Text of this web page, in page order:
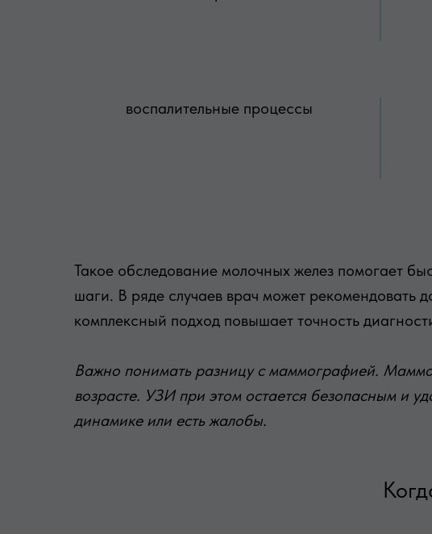
воспалительные процессы
Такое обследование молочных желез помогает
шаги. В ряде случаев врач может
комплексный подход повышает точность
Важно понимать разницу с маммографией.
возрасте. УЗИ при этом остается безопасным и
динамике или есть жалобы.